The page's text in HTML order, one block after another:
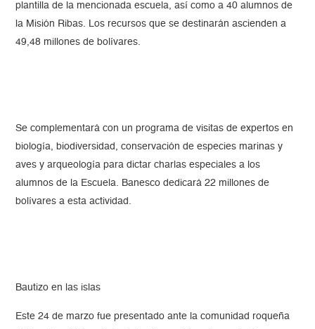
plantilla de la mencionada escuela, así como a 40 alumnos de
la Misión Ribas. Los recursos que se destinarán ascienden a
49,48 millones de bolívares.
Se complementará con un programa de visitas de expertos en
biología, biodiversidad, conservación de especies marinas y
aves y arqueología para dictar charlas especiales a los
alumnos de la Escuela. Banesco dedicará 22 millones de
bolívares a esta actividad.
Bautizo en las islas
Este 24 de marzo fue presentado ante la comunidad roqueña